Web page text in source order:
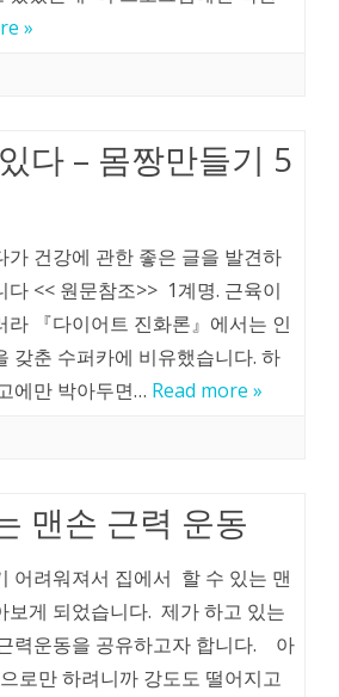
»
다 – 몸짱만들기 5
가 건강에 관한 좋은 글을 발견하
다 << 원문참조>> 1계명. 근육이
라 『다이어트 진화론』에서는 인
갖춘 수퍼카에 비유했습니다. 하
에만 박아두면… Read more »
맨손 근력 운동
어려워져서 집에서 할 수 있는 맨
보게 되었습니다. 제가 하고 있는
력운동을 공유하고자 합니다. 아
로만 하려니까 강도도 떨어지고